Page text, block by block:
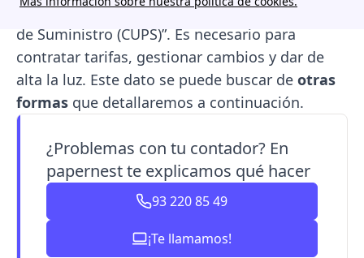
nombrecorrespondiente “Identificación Punto
de Suministro (CUPS)”. Es necesario para
contratar tarifas, gestionar cambios y dar de
alta la luz. Este dato se puede buscar de otras
formas que detallaremos a continuación.
¿Problemas con tu contador? En
papernest te explicamos qué hacer
93 220 85 49
¡Te llamamos!